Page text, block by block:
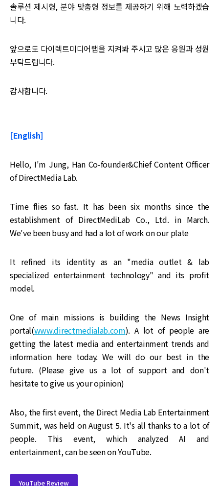
솔루션 제시형, 분야 맞춤형 정보를 제공하기 위해 노력하겠습
니다.
앞으로도 다이렉트미디어랩을 지켜봐 주시고 많은 응원과 성원
부탁드립니다.
감사합니다.
[English]
Hello, I'm Jung, Han Co-founder&Chief Content Officer
of DirectMedia Lab.
Time flies so fast. It has been six months since the
establishment of DirectMediLab Co., Ltd. in March.
We've been busy and had a lot of work on our plate
It refined its identity as an "media outlet & lab
specialized entertainment technology" and its profit
model.
One of main missions is building the News Insight
portal(www.directmedialab.com). A lot of people are
getting the latest media and entertainment trends and
information here today. We will do our best in the
future. (Please give us a lot of support and don't
hesitate to give us your opinion)
Also, the first event, the Direct Media Lab Entertainment
Summit, was held on August 5. It's all thanks to a lot of
people. This event, which analyzed AI and
entertainment, can be seen on YouTube.
YouTube Review